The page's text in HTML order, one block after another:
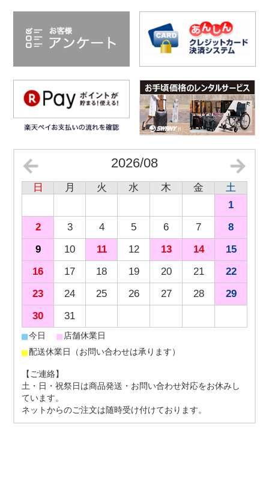
2026/08
日 月 火 水 木 金
土
1
2
3 4 5 6 7
8
9
10 11 12 13 14
15
16
17 18 19 20 21
22
23
24 25 26 27 28
29
30
31
■今日 ■ 店舗休業日
■配送休業日（お問い合わせは承ります）
【ご連絡】
土・日・祝祭日は商品発送・お問い合わせ対応をお休みし
ています。
ネットからのご注文は随時受け付けております。